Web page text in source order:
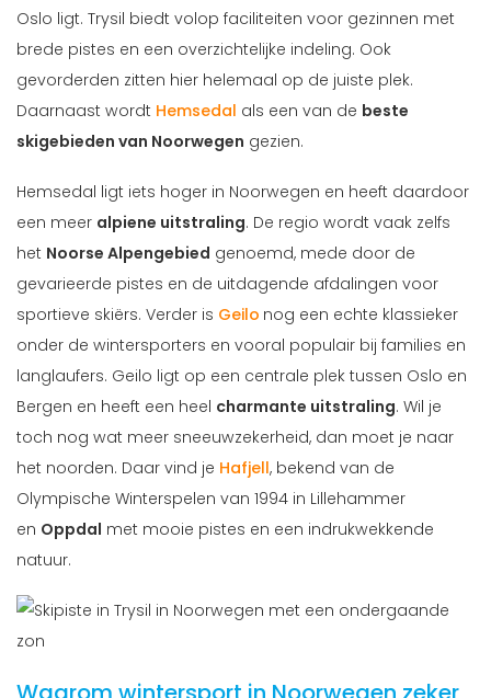
Oslo ligt. Trysil biedt volop faciliteiten voor gezinnen met
brede pistes en een overzichtelijke indeling. Ook
gevorderden zitten hier helemaal op de juiste plek.
Daarnaast wordt Hemsedal als een van de beste
skigebieden van Noorwegen gezien.
Hemsedal ligt iets hoger in Noorwegen en heeft daardoor
een meer alpiene uitstraling. De regio wordt vaak zelfs
het Noorse Alpengebied genoemd, mede door de
gevarieerde pistes en de uitdagende afdalingen voor
sportieve skiërs. Verder is Geilo nog een echte klassieker
onder de wintersporters en vooral populair bij families en
langlaufers. Geilo ligt op een centrale plek tussen Oslo en
Bergen en heeft een heel charmante uitstraling. Wil je
toch nog wat meer sneeuwzekerheid, dan moet je naar
het noorden. Daar vind je Hafjell, bekend van de
Olympische Winterspelen van 1994 in Lillehammer
en Oppdal met mooie pistes en een indrukwekkende
natuur.